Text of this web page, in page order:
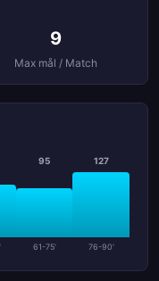
9
Max mål / Match
95
61-75'
127
76-90'